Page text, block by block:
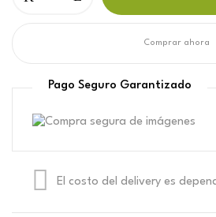
Comprar ahora
Pago Seguro Garantizado
El costo del delivery es